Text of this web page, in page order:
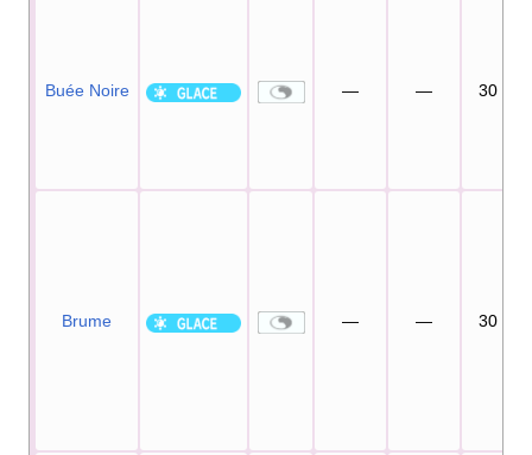
Buée Noire — — 30
Brume — — 30